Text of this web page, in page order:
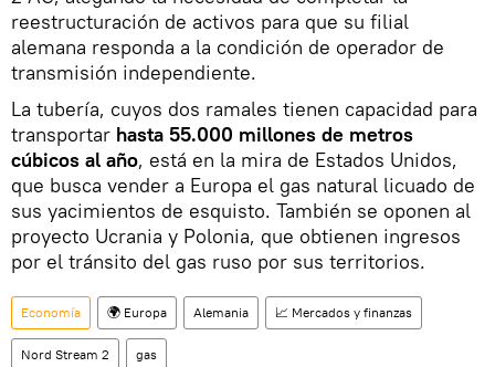
reestructuración de activos para que su filial
alemana responda a la condición de operador de
transmisión independiente.
La tubería, cuyos dos ramales tienen capacidad para
transportar hasta 55.000 millones de metros
cúbicos al año, está en la mira de Estados Unidos,
que busca vender a Europa el gas natural licuado de
sus yacimientos de esquisto. También se oponen al
proyecto Ucrania y Polonia, que obtienen ingresos
por el tránsito del gas ruso por sus territorios.
Economía 🌍 Europa Alemania 📈 Mercados y finanzas
Nord Stream 2 gas